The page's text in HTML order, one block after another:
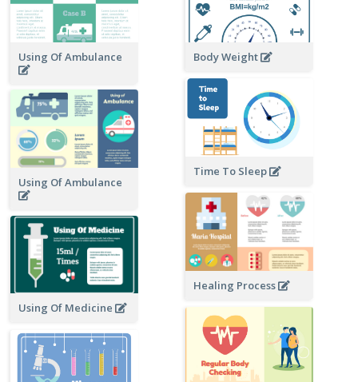
Using Of Ambulance Body Weight
Time To Sleep
Using Of Ambulance
Healing Process
Using Of Medicine